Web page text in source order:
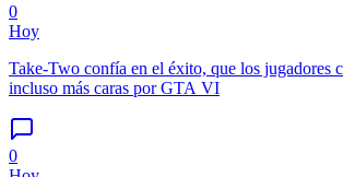
0
Hoy
Take-Two confía en el éxito, que los jugadores
incluso más caras por GTA VI
0